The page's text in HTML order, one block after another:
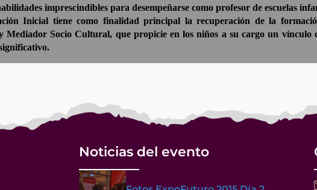
imprescindibles para desempeñarse como profesor de escuelas
Inicial tiene como finalidad principal la recuperación de la
Mediador Socio Cultural, que propicie en los niños a su cargo un vínculo
Noticias del evento